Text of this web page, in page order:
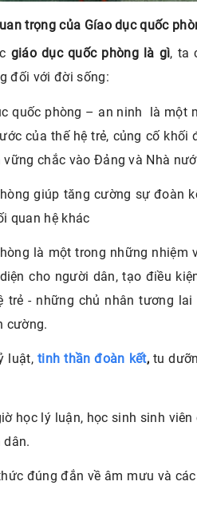
trọng của Gíao dục quốc
giáo dục quốc phòng là gì, ta
đối với đời sống:
quốc phòng – an ninh là một
của thế hệ trẻ, củng cố khối
chắc vào Đảng và Nhà
giúp tăng cường sự đoàn
quan hệ khác
là một trong những nhiệm
cho người dân, tạo điều
trẻ - những chủ nhân tương
cường.
luật, tinh thần đoàn kết, tu
học lý luận, học sinh sinh
dân.
đúng đắn về âm mưu và